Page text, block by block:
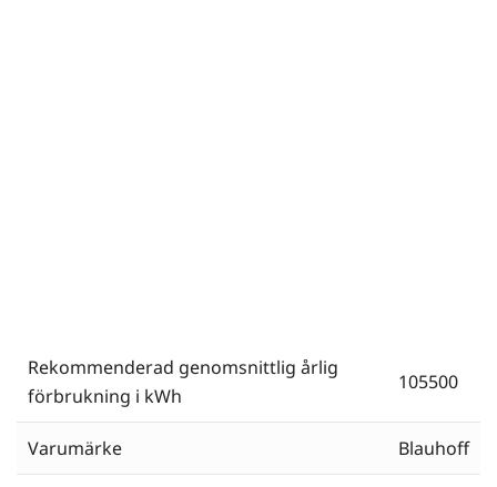
Rekommenderad genomsnittlig årlig
förbrukning i kWh
105500
Varumärke Blauhoff